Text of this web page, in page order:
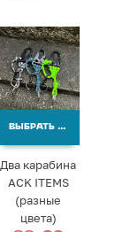
ВЫБРАТЬ ВАРИАНТЫ
Два карабина
ACK ITEMS
(разные
цвета)